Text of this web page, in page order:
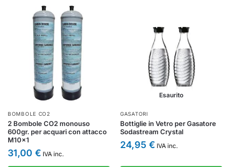
BOMBOLE CO2
2 Bombole CO2 monouso
600gr. per acquari con attacco
M10x1
31,00 € IVA inc.
Esaurito
GASATORI
Bottiglie in Vetro per Gasatore
Sodastream Crystal
24,95 € IVA inc.